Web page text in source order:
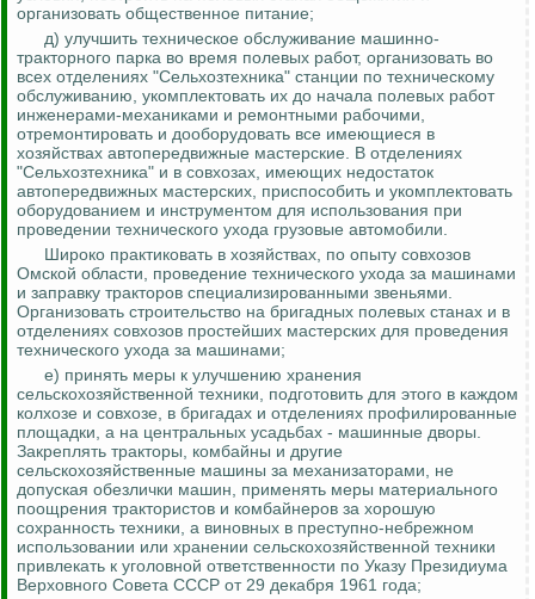
организовать общественное питание;
д) улучшить техническое обслуживание машинно-
тракторного парка во время полевых работ, организовать во
всех отделениях "Сельхозтехника" станции по техническому
обслуживанию, укомплектовать их до начала полевых работ
инженерами-механиками и ремонтными рабочими,
отремонтировать и дооборудовать все имеющиеся в
хозяйствах автопередвижные мастерские. В отделениях
"Сельхозтехника" и в совхозах, имеющих недостаток
автопередвижных мастерских, приспособить и укомплектовать
оборудованием и инструментом для использования при
проведении технического ухода грузовые автомобили.
Широко практиковать в хозяйствах, по опыту совхозов
Омской области, проведение технического ухода за машинами
и заправку тракторов специализированными звеньями.
Организовать строительство на бригадных полевых станах и в
отделениях совхозов простейших мастерских для проведения
технического ухода за машинами;
е) принять меры к улучшению хранения
сельскохозяйственной техники, подготовить для этого в каждом
колхозе и совхозе, в бригадах и отделениях профилированные
площадки, а на центральных усадьбах - машинные дворы.
Закреплять тракторы, комбайны и другие
сельскохозяйственные машины за механизаторами, не
допуская обезлички машин, применять меры материального
поощрения трактористов и комбайнеров за хорошую
сохранность техники, а виновных в преступно-небрежном
использовании или хранении сельскохозяйственной техники
привлекать к уголовной ответственности по Указу Президиума
Верховного Совета СССР от 29 декабря 1961 года;